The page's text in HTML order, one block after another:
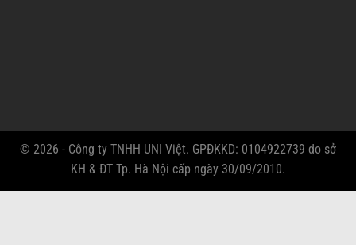
© 2026 - Công ty TNHH UNI Việt. GPĐKKD: 0104922739 do sở
KH & ĐT Tp. Hà Nội cấp ngày 30/09/2010.